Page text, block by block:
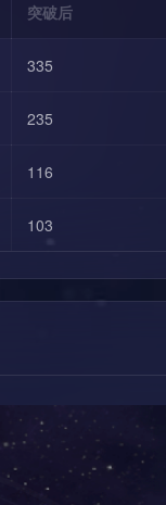
突破后
335
235
116
103